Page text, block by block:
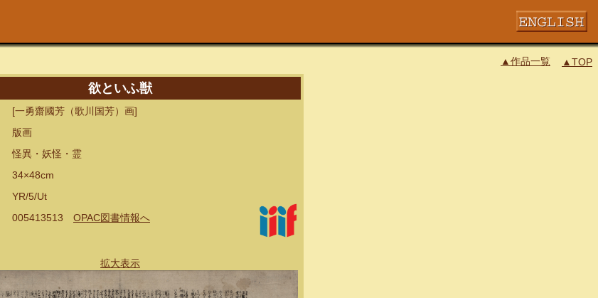
▲作品一覧 ▲TOP
欲といふ獣
齋國芳（歌川国芳）画]
画
異・妖怪・霊
YR/5/Ut
005413513 OPAC図書情報へ
拡大表示